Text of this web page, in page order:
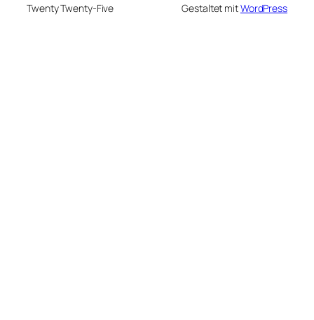
Twenty Twenty-Five Gestaltet mitWordPress